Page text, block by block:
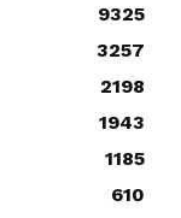
9325
3257
2198
1943
1185
610